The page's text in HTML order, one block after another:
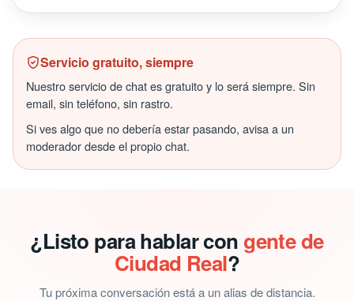
Servicio gratuito, siempre
Nuestro servicio de chat es gratuito y lo será siempre. Sin
email, sin teléfono, sin rastro.
Si ves algo que no debería estar pasando, avisa a un
moderador desde el propio chat.
¿Listo para hablar con gente de
Ciudad Real?
Tu próxima conversación está a un alias de distancia.